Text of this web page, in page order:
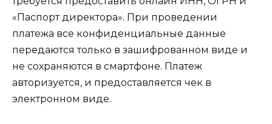
«Паспорт директора». При проведении
платежа все конфиденциальные данные
передаются только в зашифрованном виде и
не сохраняются в смартфоне. Платеж
авторизуется, и предоставляется чек в
электронном виде.